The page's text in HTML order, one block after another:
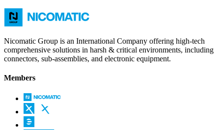
Nicomatic Group is an International Company offering high-tech
comprehensive solutions in harsh & critical environments, including
connectors, sub-assemblies, and electronic equipment.
Members